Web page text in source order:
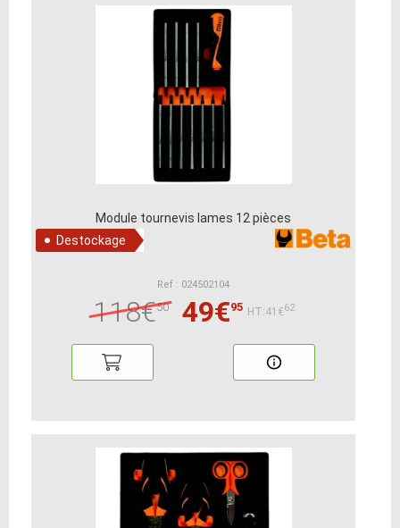
Module tournevis lames 12 pièces
Destockage
Ref : 024502104
118€50 49€95 HT:41€62